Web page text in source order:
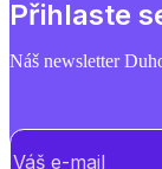
Přihlaste
Náš newsletter
E-mail